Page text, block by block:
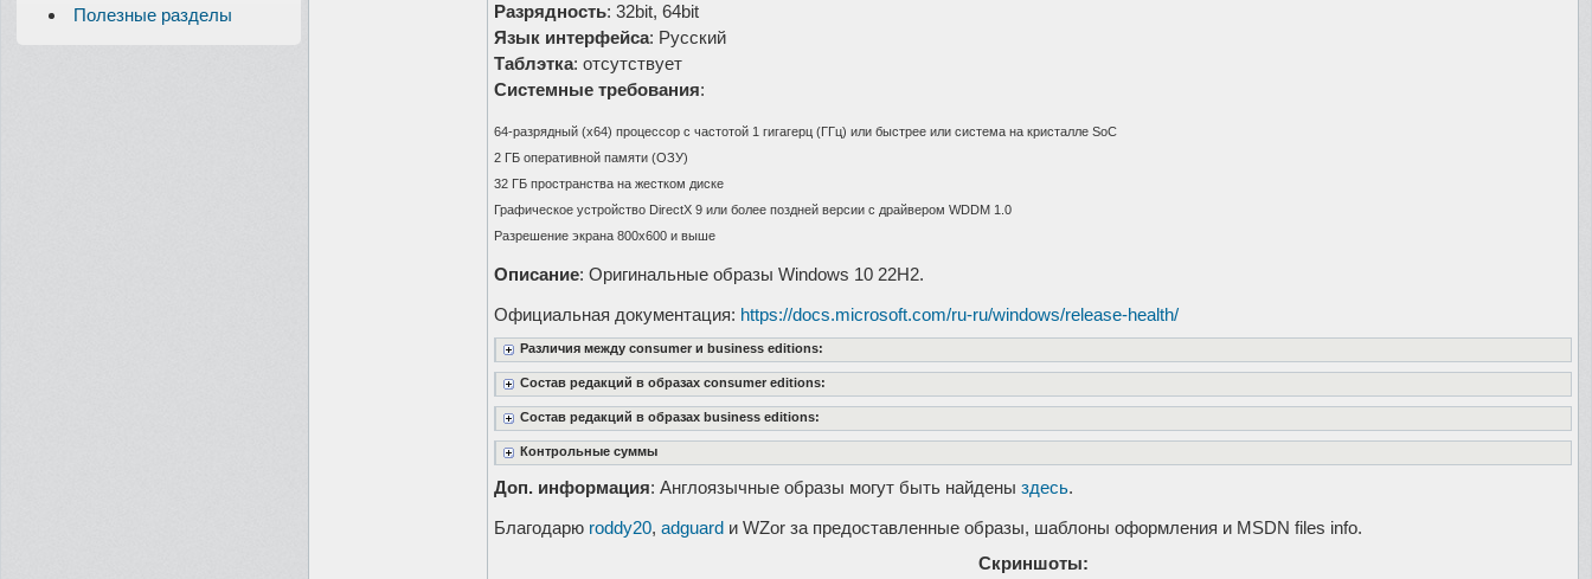
Полезные разделы
Разрядность: 32bit, 64bit
Язык интерфейса: Русский
Таблэтка: отсутствует
Системные требования:
64-разрядный (x64) процессор с частотой 1 гигагерц (ГГц) или быстрее или система на кристалле SoC
2 ГБ оперативной памяти (ОЗУ)
32 ГБ пространства на жестком диске
Графическое устройство DirectX 9 или более поздней версии с драйвером WDDM 1.0
Разрешение экрана 800x600 и выше
Описание: Оригинальные образы Windows 10 22H2.
Официальная документация: https://docs.microsoft.com/ru-ru/windows/release-health/
Различия между consumer и business editions:
Состав редакций в образах consumer editions:
Состав редакций в образах business editions:
Контрольные суммы
Доп. информация: Англоязычные образы могут быть найдены здесь.
Благодарю roddy20, adguard и WZor за предоставленные образы, шаблоны оформления и MSDN files info.
Скриншоты: